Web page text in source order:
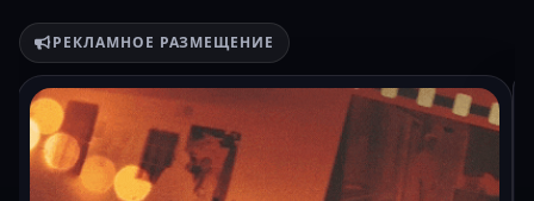
РЕКЛАМНОЕ РАЗМЕЩЕНИЕ